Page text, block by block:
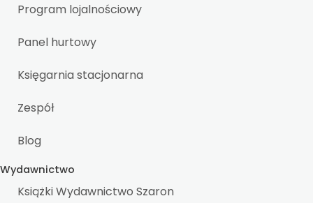
Program lojalnościowy
Panel hurtowy
Księgarnia stacjonarna
Zespół
Blog
Wydawnictwo
Książki Wydawnictwo Szaron